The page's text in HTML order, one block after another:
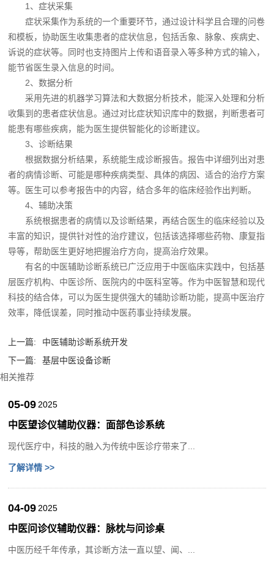
1、症状采集
症状采集作为系统的一个重要环节，通过设计科学且合理的问卷
和模板，协助医生收集患者的症状信息，包括舌象、脉象、疾病史、
诉说的症状等。同时也支持图片上传和语音录入等多种方式的输入，
能节省医生录入信息的时间。
2、数据分析
采用先进的机器学习算法和大数据分析技术，能深入处理和分析
收集到的患者症状信息。通过对比症状知识库中的数据，判断患者可
能患有哪些疾病，能为医生提供智能化的诊断建议。
3、诊断结果
根据数据分析结果，系统能生成诊断报告。报告中详细列出对患
者的病情诊断、可能是哪种疾病类型、具体的病因、适合的治疗方案
等。医生可以参考报告中的内容，结合多年的临床经验作出判断。
4、辅助决策
系统根据患者的病情以及诊断结果，再结合医生的临床经验以及
丰富的知识，提供针对性的治疗建议，包括该选择哪些药物、康复指
导等，帮助医生更好地把握治疗方向，提高治疗效果。
有名的中医辅助诊断系统已广泛应用于中医临床实践中，包括基
层医疗机构、中医诊所、医院内的中医科室等。作为中医智慧和现代
科技的结合体，可以为医生提供强大的辅助诊断功能，提高中医治疗
效率，降低误差，同时推动中医药事业持续发展。‍
上一篇:
中医辅助诊断系统开发
下一篇:
基层中医设备诊断
相关推荐
05-09 2025
中医望诊仪辅助仪器：面部色诊系统
现代医疗中，科技的融入为传统中医诊疗带来了...
了解详情 >>
04-09 2025
中医问诊仪辅助仪器：脉枕与问诊桌
中医历经千年传承，其诊断方法一直以望、闻、...